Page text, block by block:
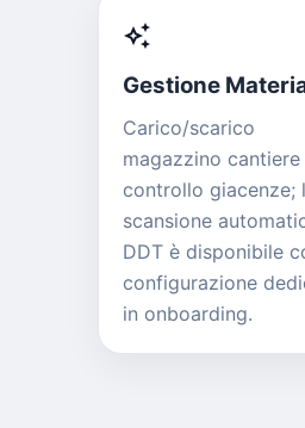
auto_awesome
Gestione
Carico/scarico
magazzino cantiere
controllo giacenze;
scansione
DDT è disponibile
configurazione
in onboarding.